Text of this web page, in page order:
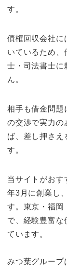
す。
債権回収会社に
いているため、
士・司法書士に
ん。
相手も借金問題
の交渉で実力の
ば、差し押さえ
す。
当サイトがおす
年3月に創業し
す。東京・福岡
で、経験豊富な
ています。
みつ葉グループ